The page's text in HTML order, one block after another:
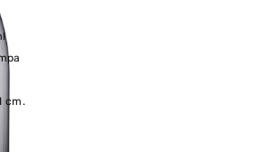
cm.